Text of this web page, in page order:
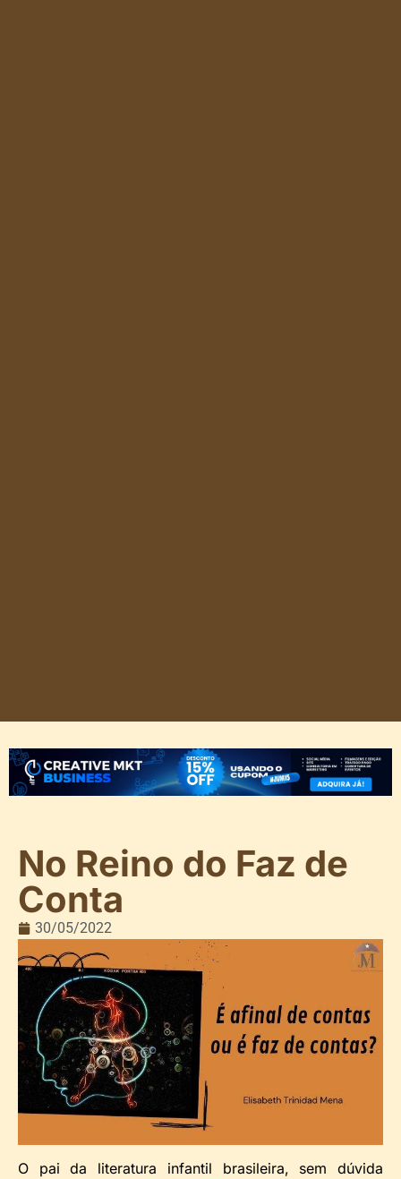
No Reino do Faz de
Conta
30/05/2022
O pai da literatura infantil brasileira, sem dúvida